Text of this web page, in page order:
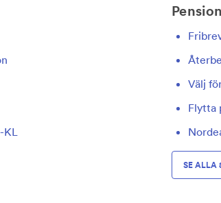
KL
Pension
Välj
Flytta
SE ALLA